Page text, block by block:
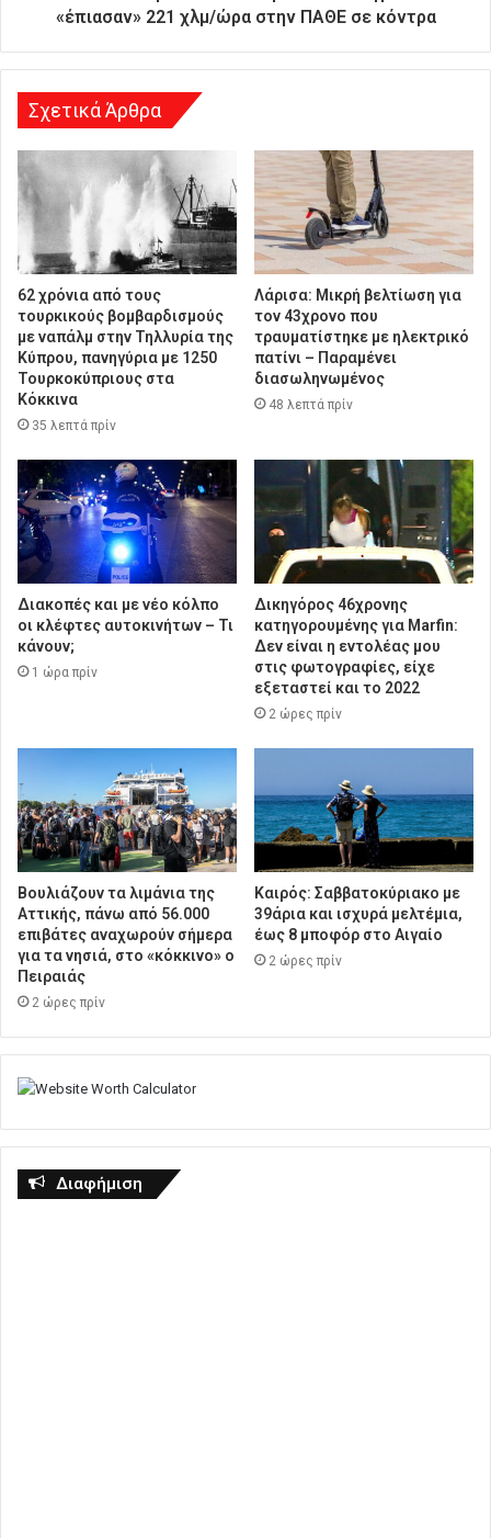
σ
«έπιασαν» 221 χλμ/ώρα στην ΠΑΘΕ σε κόντρα
Σχετικά Άρθρα
62 χρόνια από τους
τουρκικούς βομβαρδισμούς
με ναπάλμ στην Τηλλυρία της
Κύπρου, πανηγύρια με 1250
Τουρκοκύπριους στα
Κόκκινα
35 λεπτά πρίν
Λάρισα: Μικρή βελτίωση για
τον 43χρονο που
τραυματίστηκε με ηλεκτρικό
πατίνι – Παραμένει
διασωληνωμένος
48 λεπτά πρίν
Διακοπές και με νέο κόλπο
οι κλέφτες αυτοκινήτων – Τι
κάνουν;
1 ώρα πρίν
Δικηγόρος 46χρονης
κατηγορουμένης για Marfin:
Δεν είναι η εντολέας μου
στις φωτογραφίες, είχε
εξεταστεί και το 2022
2 ώρες πρίν
Βουλιάζουν τα λιμάνια της
Αττικής, πάνω από 56.000
επιβάτες αναχωρούν σήμερα
για τα νησιά, στο «κόκκινο» ο
Πειραιάς
2 ώρες πρίν
Καιρός: Σαββατοκύριακο με
39άρια και ισχυρά μελτέμια,
έως 8 μποφόρ στο Αιγαίο
2 ώρες πρίν
Διαφήμιση